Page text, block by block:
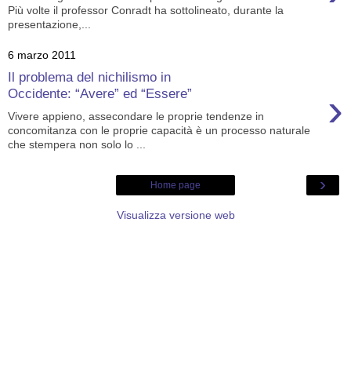
Più volte il professor Conradt ha sottolineato, durante la
presentazione,...
6 marzo 2011
Il problema del nichilismo in
Occidente: “Avere” ed “Essere”
›
Vivere appieno, assecondare le proprie tendenze in
concomitanza con le proprie capacità è un processo naturale
che stempera non solo lo ...
›
Home page
Visualizza versione web